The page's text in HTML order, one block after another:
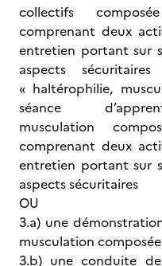
collectifs
comprenant deux
entretien portant sur
aspects
« haltérophilie,
séance
musculation
comprenant deux
entretien portant sur
aspects sécuritaires
OU
3.a) une
musculation
3.b) une conduite de